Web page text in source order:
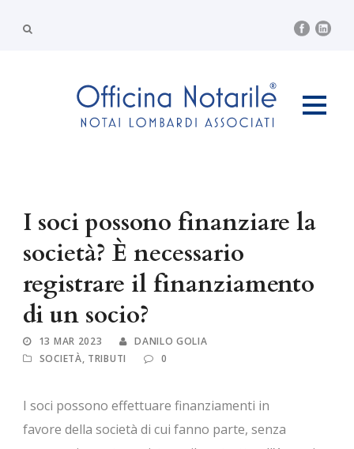
I soci possono finanziare la
società? È necessario
registrare il finanziamento
di un socio?
13 MAR 2023
DANILO GOLIA
SOCIETÀ, TRIBUTI 0
I soci possono effettuare finanziamenti in
favore della società di cui fanno parte, senza